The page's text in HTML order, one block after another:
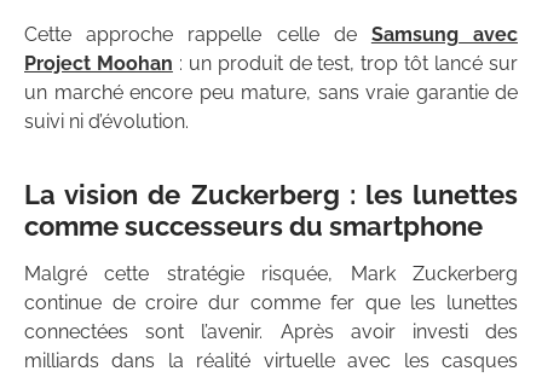
Cette approche rappelle celle de Samsung avec
Project Moohan : un produit de test, trop tôt lancé sur
un marché encore peu mature, sans vraie garantie de
suivi ni d’évolution.
La vision de Zuckerberg : les lunettes
comme successeurs du smartphone
Malgré cette stratégie risquée, Mark Zuckerberg
continue de croire dur comme fer que les lunettes
connectées sont l’avenir. Après avoir investi des
milliards dans la réalité virtuelle avec les casques